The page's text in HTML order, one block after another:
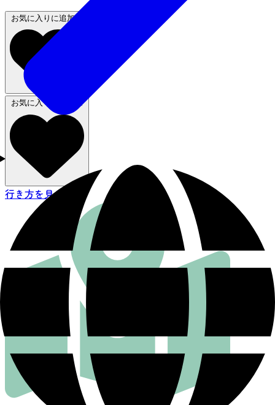
お気に入りに追加
お気に入りから削除
行き方を見る